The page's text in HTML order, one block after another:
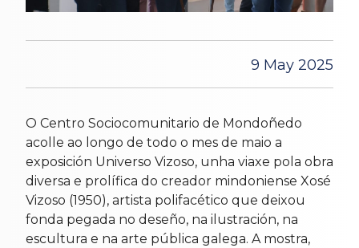
9 May 2025
O Centro Sociocomunitario de Mondoñedo
acolle ao longo de todo o mes de maio a
exposición Universo Vizoso, unha viaxe pola obra
diversa e prolífica do creador mindoniense Xosé
Vizoso (1950), artista polifacético que deixou
fonda pegada no deseño, na ilustración, na
escultura e na arte pública galega. A mostra,